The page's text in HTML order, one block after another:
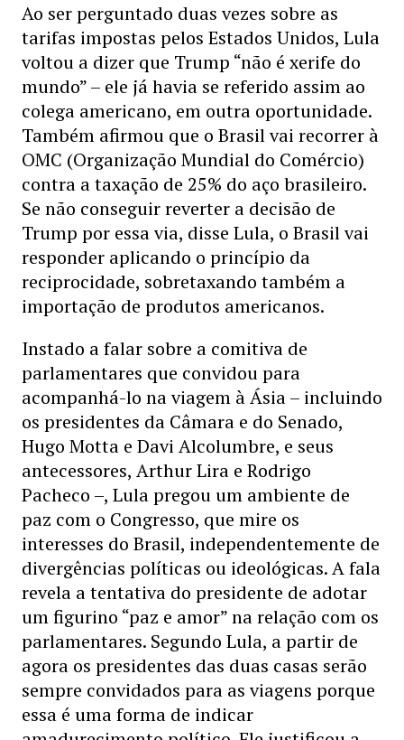
Ao ser perguntado duas vezes sobre as
tarifas impostas pelos Estados Unidos, Lula
voltou a dizer que Trump “não é xerife do
mundo” – ele já havia se referido assim ao
colega americano, em outra oportunidade.
Também afirmou que o Brasil vai recorrer à
OMC (Organização Mundial do Comércio)
contra a taxação de 25% do aço brasileiro.
Se não conseguir reverter a decisão de
Trump por essa via, disse Lula, o Brasil vai
responder aplicando o princípio da
reciprocidade, sobretaxando também a
importação de produtos americanos.
Instado a falar sobre a comitiva de
parlamentares que convidou para
acompanhá-lo na viagem à Ásia – incluindo
os presidentes da Câmara e do Senado,
Hugo Motta e Davi Alcolumbre, e seus
antecessores, Arthur Lira e Rodrigo
Pacheco –, Lula pregou um ambiente de
paz com o Congresso, que mire os
interesses do Brasil, independentemente de
divergências políticas ou ideológicas. A fala
revela a tentativa do presidente de adotar
um figurino “paz e amor” na relação com os
parlamentares. Segundo Lula, a partir de
agora os presidentes das duas casas serão
sempre convidados para as viagens porque
essa é uma forma de indicar